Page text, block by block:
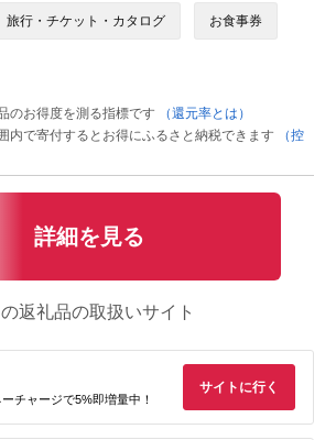
旅行・チケット・カタログ お食事券
のお得度を測る指標です
（還元率とは）
内で寄付するとお得にふるさと納税できます
（控
詳細を見る
返礼品の取扱いサイト
チャージで5%即増量中！
サイトに行く